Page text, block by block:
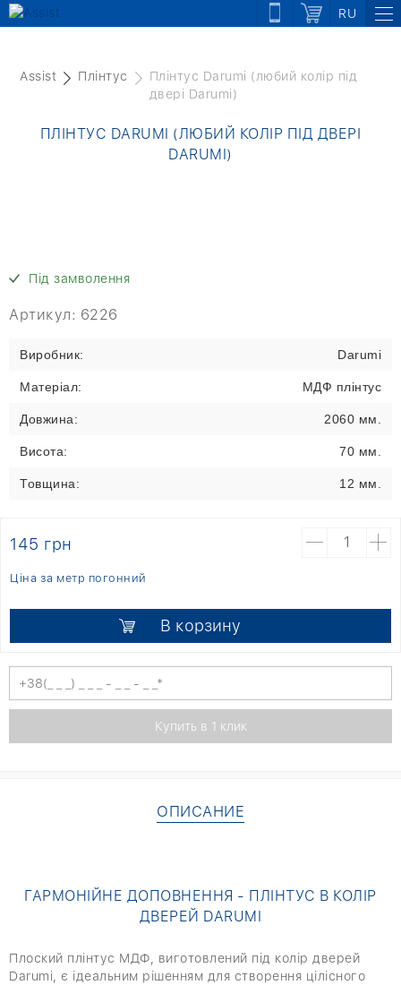
RU
Assist Плінтус
Плінтус Darumi (любий колір під
двері Darumi)
ПЛІНТУС DARUMI (ЛЮБИЙ КОЛІР ПІД ДВЕРІ
DARUMI)
Під замволення
Артикул: 6226
Виробник: Darumi
Матеріал: МДФ плінтус
Довжина: 2060 мм.
Висота: 70 мм.
Товщина: 12 мм.
145 грн
Ціна за метр погонний
В корзину
ОПИСАНИЕ
ГАРМОНІЙНЕ ДОПОВНЕННЯ - ПЛІНТУС В КОЛІР
ДВЕРЕЙ DARUMI
Плоский плінтус МДФ, виготовлений під колір дверей
Darumi, є ідеальним рішенням для створення цілісного